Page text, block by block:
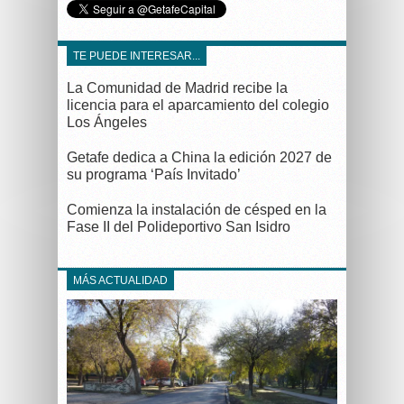
TE PUEDE INTERESAR...
La Comunidad de Madrid recibe la
licencia para el aparcamiento del colegio
Los Ángeles
Getafe dedica a China la edición 2027 de
su programa ‘País Invitado’
Comienza la instalación de césped en la
Fase II del Polideportivo San Isidro
MÁS ACTUALIDAD